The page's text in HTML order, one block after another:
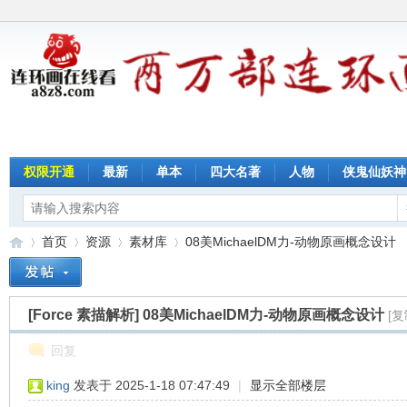
权限开通 最新 单本 四大名著 人物 侠鬼仙妖神
»
首页
›
资源
›
素材库
›
08美MichaelDM力-动物原画概念设计
[Force 素描解析] 08美MichaelDM力-动物原画概念设计 [
回复
king 发表于 2025-1-18 07:47:49 | 显示全部楼层